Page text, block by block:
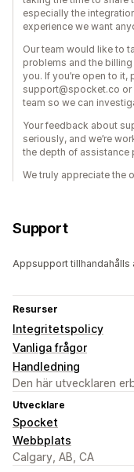
especially the
experience we want
Our team would like to
problems and the
you. If you’re open to it,
support@spocket.co or
team so we can
Your feedback about
seriously, and we’re
the depth of assistance
We truly appreciate the
Support
Appsupport tillhandahålls
Resurser
Integritetspolicy
Vanliga frågor
Handledning
Den här utvecklaren
Utvecklare
Spocket
Webbplats
Calgary, AB, CA